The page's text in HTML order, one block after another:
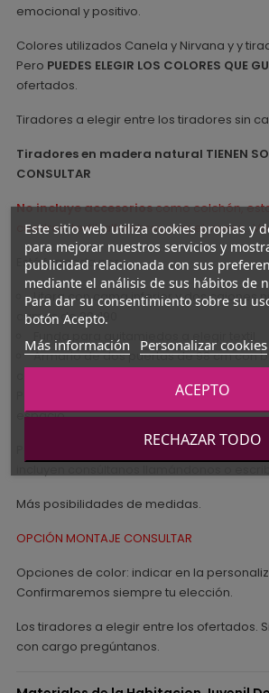
emocional y positivo.
Colores utilizados Canela y Nirvana y y
Pero PUEDES ELEGIR LOS COLORES QUE
ofertados.
Tiradores a elegir entre los tiradores sin
Tiradores en madera natural TIENEN
CONSULTAR
No incluye accesorioscomo colchón,
cuadros, textil, alfombras, papel,
Está formada por:
Litera con cama inferior y dos cajones
camas de 90x190
Funda para quitamiedos a elegir textil
Armario de dos puertas de 98 cm con
Podemos hacer una simulación de cómo
espacio.
Para cualquier duda o variación en los
Más posibilidades de medidas.
OPCIÓN MONTAJE CONSULTAR
Opciones de color: indicar en la
Confirmaremos siempre tu elección.
Los tiradores a elegir entre los ofertados.
con cargo pregúntanos.
Este sitio web utiliza cookies propias y
para mejorar nuestros servicios y
publicidad relacionada con sus
mediante el análisis de sus hábitos de
Para dar su consentimiento sobre su
botón Acepto.
Más información Personalizar cookies
RECHAZAR TODO
ACEPTO